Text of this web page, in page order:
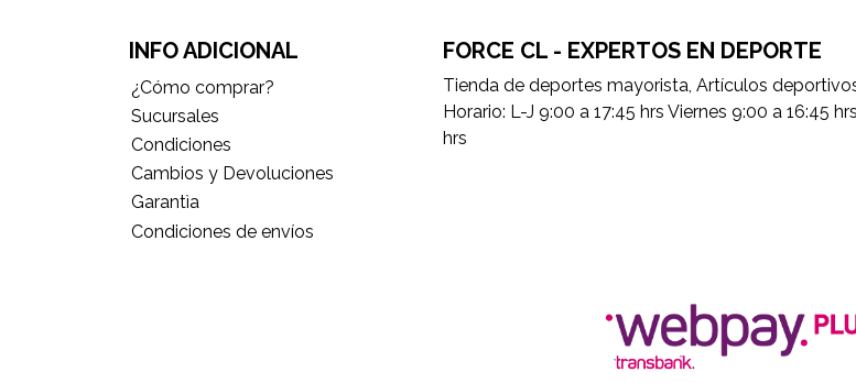
INFO ADICIONAL
¿Cómo comprar?
Sucursales
Condiciones
Cambios y Devoluciones
Garantìa
Condiciones de envíos
FORCE CL - EXPERTOS EN DEPORTE
Tienda de deportes mayorista, Artículos
Horario: L-J 9:00 a 17:45 hrs Viernes 9:00 a 16:45
hrs